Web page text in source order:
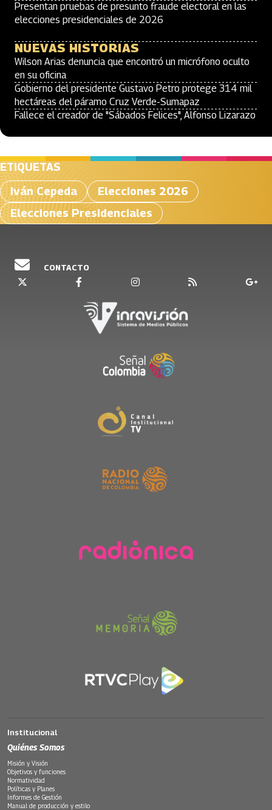
Presentan pruebas de presunto fraude electoral en las
elecciones presidenciales de 2026
NUEVAS HISTORIAS
Wilson Arias denuncia que encontró un micrófono oculto
en su oficina
Gobierno del presidente Gustavo Petro protege 314 mil
hectáreas del páramo Cruz Verde-Sumapaz
Fallece el creador de "Sábados Felices", Alfonso Lizarazo
ETIQUETAS
Iván Cepeda
Elecciones 2026
Elecciones Presidenciales
CONTACTO
Institucional
Quiénes Somos
Misión y Visión
Objetivos y funciones
Normatividad
Políticas y Planes
Informes de Gestión
Manual de producción y estilo